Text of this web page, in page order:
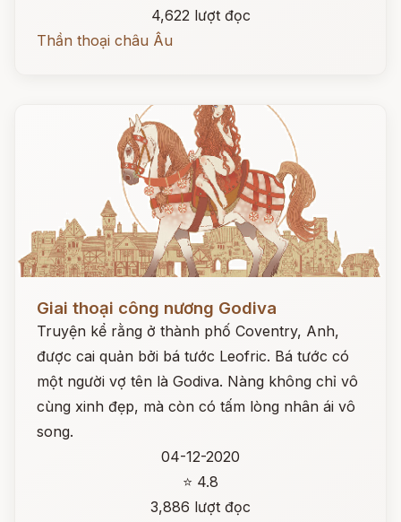
4,622 lượt đọc
Thần thoại châu Âu
Giai thoại công nương Godiva
Truyện kể rằng ở thành phố Coventry, Anh,
được cai quản bởi bá tước Leofric. Bá tước có
một người vợ tên là Godiva. Nàng không chỉ vô
cùng xinh đẹp, mà còn có tấm lòng nhân ái vô
song.
04-12-2020
⭐ 4.8
3,886 lượt đọc